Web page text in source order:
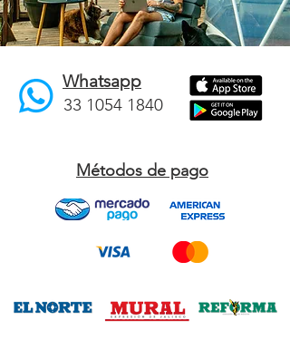
Whatsapp
33 1054 1840
Métodos de pago